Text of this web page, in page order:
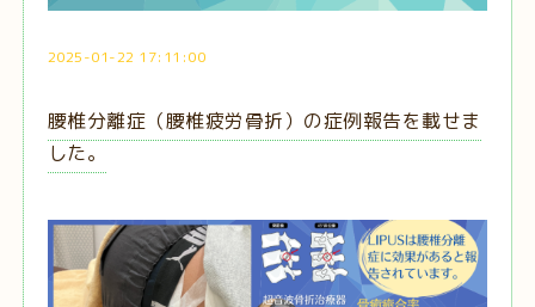
2025-01-22 17:11:00
腰椎分離症（腰椎疲労骨折）の症例報告を載せま
した。